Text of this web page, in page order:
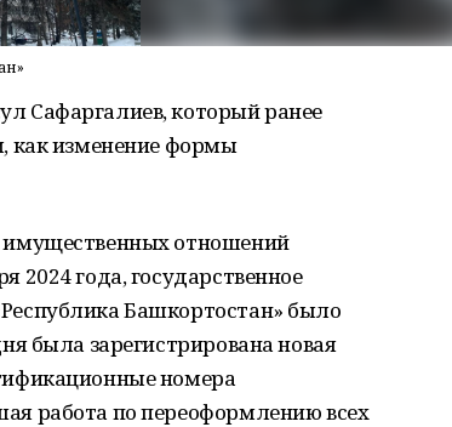
Сафаргалиев, который ранее
как изменение формы
имущественных отношений
2024 года, государственное
Башкортостан» было
была зарегистрирована новая
номера
работа по переоформлению всех